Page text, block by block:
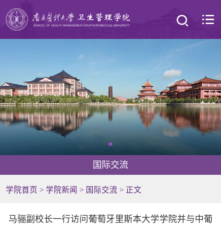
国际交流
学院首页 > 学院新闻 > 国际交流 > 正文
马骊副校长一行访问葡萄牙里斯本大学学院并与中葡